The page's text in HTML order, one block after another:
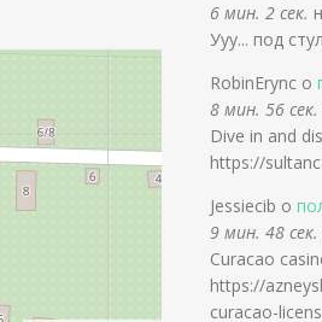
6 мин. 2 сек.
Ууу... под
RobinErync о
8 мин. 56 сек.
Dive in and
https://
Jessiecib о
9 мин. 48 сек.
Curacao
https://
curacao-